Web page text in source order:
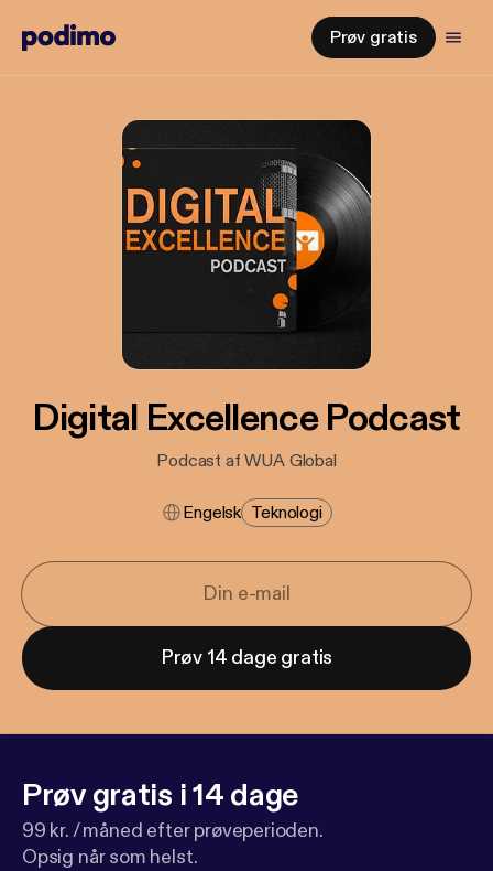
Prøv gratis
Digital Excellence Podcast
Podcast af WUA Global
Engelsk Teknologi
Prøv 14 dage gratis
Prøv gratis i 14 dage
99 kr. / måned efter prøveperioden.
Opsig når som helst.